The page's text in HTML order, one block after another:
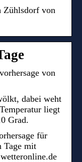
Zühlsdorf von
von
dabei weht
liegt
Grad.
für
Tage mit